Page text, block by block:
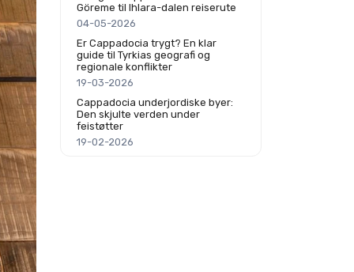
Göreme til Ihlara-dalen reiserute
04-05-2026
Er Cappadocia trygt? En klar
guide til Tyrkias geografi og
regionale konflikter
19-03-2026
Cappadocia underjordiske byer:
Den skjulte verden under
feistøtter
19-02-2026